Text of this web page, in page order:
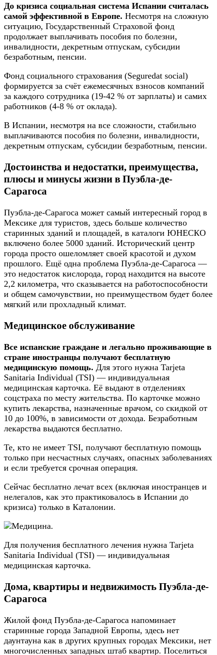
До кризиса социальная система Испании считалась
самой эффективной в Европе. Несмотря на сложную
ситуацию, Государственный Страховой фонд
продолжает выплачивать пособия по болезни,
инвалидности, декретным отпускам, субсидии
безработным, пенсии.
Фонд социального страхования (Seguredat social)
формируется за счёт ежемесячных взносов компаний
за каждого сотрудника (19-42 % от зарплаты) и самих
работников (4-8 % от оклада).
В Испании, несмотря на все сложности, стабильно
выплачиваются пособия по болезни, инвалидности,
декретным отпускам, субсидии безработным, пенсии.
Достоинства и недостатки, преимущества,
плюсы и минусы жизни в Пуэбла-де-
Сарагоса
Пуэбла-де-Сарагоса может самый интересный город в
Мексике для туристов, здесь больше количество
старинных зданий и площадей, в каталоги ЮНЕСКО
включено более 5000 зданий. Исторический центр
города просто ошеломляет своей красотой и духом
прошлого. Ещё одна проблема Пуэбла-де-Сарагоса —
это недостаток кислорода, город находится на высоте
2,2 километра, что сказывается на работоспособности
и общем самочувствии, но преимуществом будет более
мягкий или прохладный климат.
Медицинское обслуживание
Все испанские граждане и легально проживающие в
стране иностранцы получают бесплатную
медицинскую помощь. Для этого нужна Tarjeta
Sanitaria Individual (TSI) — индивидуальная
медицинская карточка. Её выдают в отделениях
соцстраха по месту жительства. По карточке можно
купить лекарства, назначенные врачом, со скидкой от
10 до 100%, в зависимости от дохода. Безработным
лекарства выдаются бесплатно.
Те, кто не имеет TSI, получают бесплатную помощь
только при несчастных случаях, опасных заболеваниях
и если требуется срочная операция.
Сейчас бесплатно лечат всех (включая иностранцев и
нелегалов, как это практиковалось в Испании до
кризиса) только в Каталонии.
Для получения бесплатного лечения нужна Tarjeta
Sanitaria Individual (TSI) — индивидуальная
медицинская карточка.
Дома, квартиры и недвижимость Пуэбла-де-
Сарагоса
Жилой фонд Пуэбла-де-Сарагоса напоминает
старинные города Западной Европы, здесь нет
даунтауна как в других крупных городах Мексики, нет
многочисленных западных штаб квартир. Поселиться